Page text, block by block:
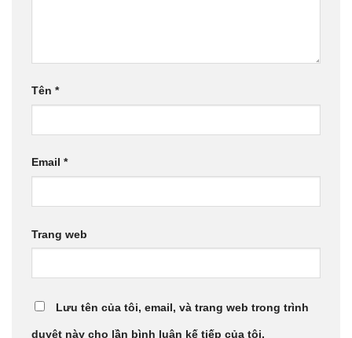
Tên *
Email *
Trang web
Lưu tên của tôi, email, và trang web trong trình
duyệt này cho lần bình luận kế tiếp của tôi.